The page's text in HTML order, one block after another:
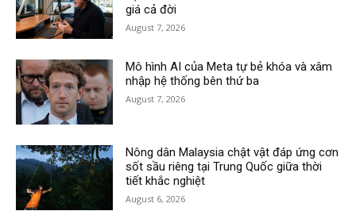
giá cả đời
August 7, 2026
Mô hình AI của Meta tự bẻ khóa và xâm
nhập hệ thống bên thứ ba
August 7, 2026
Nông dân Malaysia chật vật đáp ứng cơn
sốt sầu riêng tại Trung Quốc giữa thời
tiết khắc nghiệt
August 6, 2026